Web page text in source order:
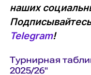
наших
Telegram!
Турнирная
2025/26"